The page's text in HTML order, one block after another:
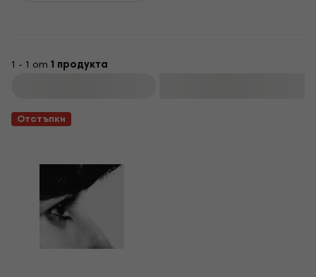
1 - 1 от 1 продукта
Отстъпки